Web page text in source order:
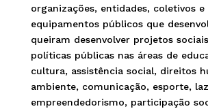
organizações, entidades, coletivos e
equipamentos públicos que
queiram desenvolver projetos
políticas públicas nas áreas de
cultura, assistência social, direitos
ambiente, comunicação, esporte,
empreendedorismo, participação